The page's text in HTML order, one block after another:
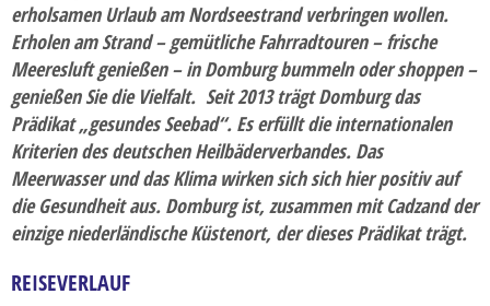
Last-Minute-Reise
Musikreise
Radreise
Rundreisen
Saisoneröffnungs- und Saisonabschlussfahrt
Silvesterreise
erholsamen Urlaub am Nordseestrand verbringen wollen.
Erholen am Strand – gemütliche Fahrradtouren – frische
Meeresluft genießen – in Domburg bummeln oder shoppen –
genießen Sie die Vielfalt. Seit 2013 trägt Domburg das
Prädikat „gesundes Seebad“. Es erfüllt die internationalen
Kriterien des deutschen Heilbäderverbandes. Das
Meerwasser und das Klima wirken sich sich hier positiv auf
die Gesundheit aus. Domburg ist, zusammen mit Cadzand der
einzige niederländische Küstenort, der dieses Prädikat trägt.
REISEVERLAUF